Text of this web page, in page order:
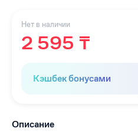
Нет в наличии
2 595 ₸
Кэшбек бонусами
Описание